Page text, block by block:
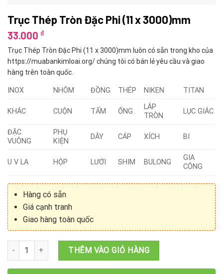
Trục Thép Tròn Đặc Phi (11 x 3000)mm
33.000 ₫
Trục Thép Tròn Đặc Phi (11 x 3000)mm luôn có sẵn trong kho của
https://muabankimloai.org/ chúng tôi có bán lẻ yêu cầu và giao
hàng trên toàn quốc.
INOX NHÔM ĐỒNG THÉP NIKEN TITAN
KHÁC CUỘN TẤM ỐNG
LÁP
TRÒN
LỤC GIÁC
ĐẶC
VUÔNG
PHỤ
KIỆN
DÂY CÁP XÍCH BI
U V LA HỘP LƯỚI SHIM BULONG
GIA
CÔNG
Hàng có sẵn
Giá cạnh tranh
Giao hàng toàn quốc
Trục Thép Tròn Đặc Phi (11 x 3000)mm số lượng
THÊM VÀO GIỎ HÀNG